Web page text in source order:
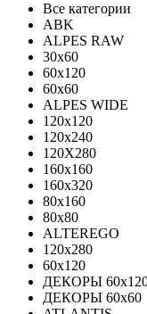
Все категории
ABK
ALPES RAW
30x60
60x120
60x60
ALPES WIDE
120x120
120x240
120X280
160x160
160x320
80x160
80x80
ALTEREGO
120х280
60х120
ДЕКОРЫ
ДЕКОРЫ 60х60